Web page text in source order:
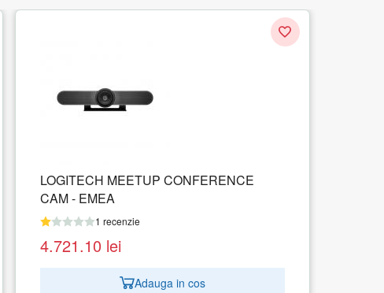
Camera Web Logitech C270, black
171.92
Adauga in cos